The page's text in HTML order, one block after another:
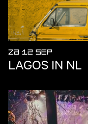
ZA 12 SEP
LAGOS IN NL